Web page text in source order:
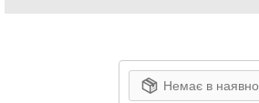
Немає в